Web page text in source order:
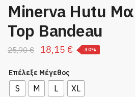
Minerva Hutu
Top Bandeau
25,90€
Original
was:
25,90 €.
18,15 €Η
είναι:
-30%
Επέλεξε Μέγεθος
S M L XL